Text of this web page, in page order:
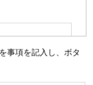
スを開発するため
けするため
事項を記入し、ボタ